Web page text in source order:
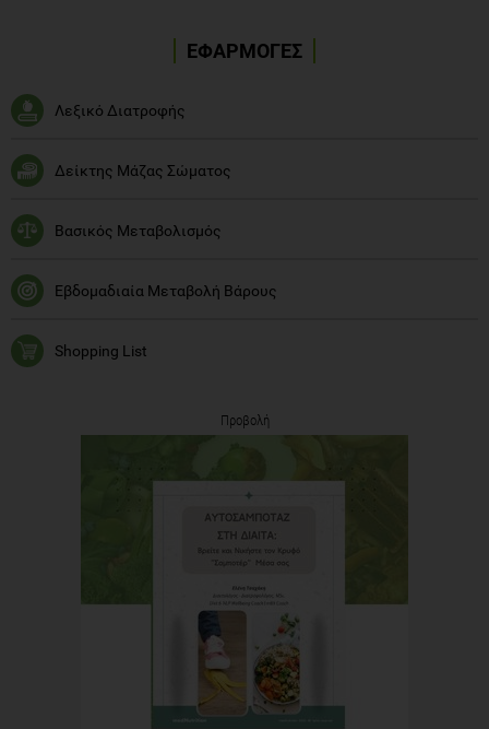
ΕΦΑΡΜΟΓΕΣ
Λεξικό Διατροφής
Δείκτης Μάζας Σώματος
Βασικός Μεταβολισμός
Εβδομαδιαία Μεταβολή Βάρους
Shopping List
Προβολή